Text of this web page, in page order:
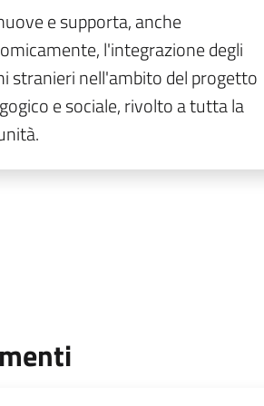
e supporta, anche
l'integrazione degli
stranieri nell'ambito del progetto
e sociale, rivolto a tutta la